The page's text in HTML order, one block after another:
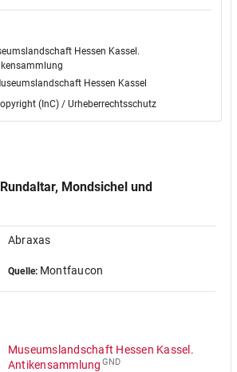
Hessen Kassel.
Hessen Kassel
(InC) / Urheberrechtsschutz
Mondsichel und
Abraxas
Quelle: Montfaucon
Museumslandschaft Hessen Kassel.
Antikensammlung GND